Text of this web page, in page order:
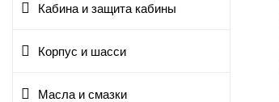
Кабина и защита кабины
Корпус и шасси
Масла и смазки